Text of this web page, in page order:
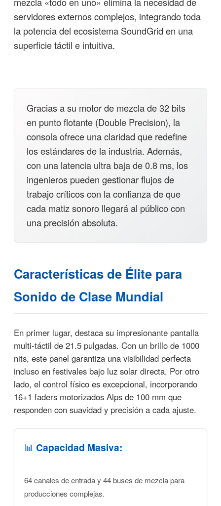
servidores externos complejos, integrando toda
la potencia del ecosistema SoundGrid en una
superficie táctil e intuitiva.
Gracias a su motor de mezcla de 32 bits
en punto flotante (Double Precision), la
consola ofrece una claridad que redefine
los estándares de la industria. Además,
con una latencia ultra baja de 0.8 ms, los
ingenieros pueden gestionar flujos de
trabajo críticos con la confianza de que
cada matiz sonoro llegará al público con
una precisión absoluta.
Características de Élite para
Sonido de Clase Mundial
En primer lugar, destaca su impresionante pantalla
multi-táctil de 21.5 pulgadas. Con un brillo de 1000
nits, este panel garantiza una visibilidad perfecta
incluso en festivales bajo luz solar directa. Por otro
lado, el control físico es excepcional, incorporando
16+1 faders motorizados Alps de 100 mm que
responden con suavidad y precisión a cada ajuste.
📊 Capacidad Masiva:
64 canales de entrada y 44 buses de mezcla para
producciones complejas.